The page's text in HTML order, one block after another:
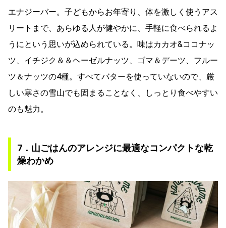
エナジーバー。子どもからお年寄り、体を激しく使うアス
リートまで、あらゆる人が健やかに、手軽に食べられるよ
うにという思いが込められている。味はカカオ&ココナッ
ツ、イチジク＆＆ヘーゼルナッツ、ゴマ＆デーツ、フルー
ツ＆ナッツの4種。すべてバターを使っていないので、厳
しい寒さの雪山でも固まることなく、しっとり食べやすい
のも魅力。
7．山ごはんのアレンジに最適なコンパクトな乾
燥わかめ